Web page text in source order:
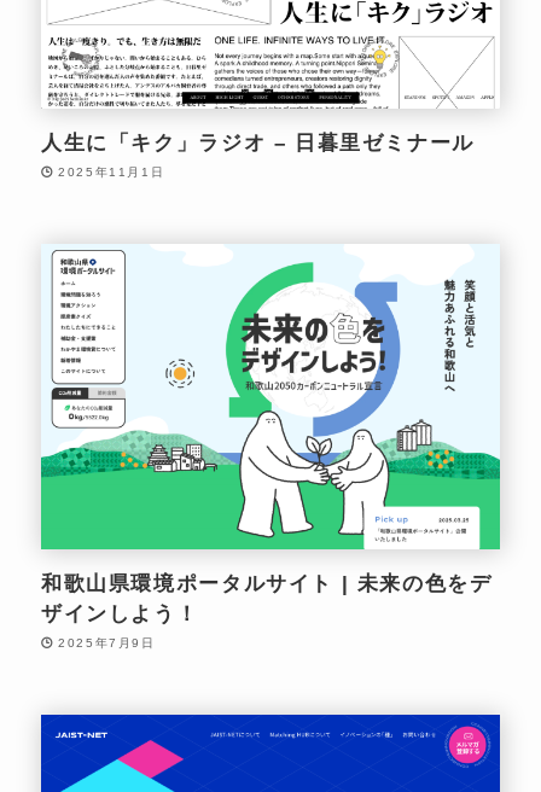
人生に「キク」ラジオ – 日暮里ゼミナール
2025年11月1日
和歌山県環境ポータルサイト | 未来の色をデ
ザインしよう！
2025年7月9日